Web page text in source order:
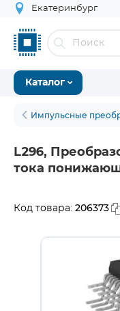
Екатеринбург
Каталог
Импульсные
L296,
тока
Код товара: 206373